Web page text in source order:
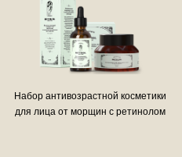
Набор антивозрастной косметики
для лица от морщин с ретинолом